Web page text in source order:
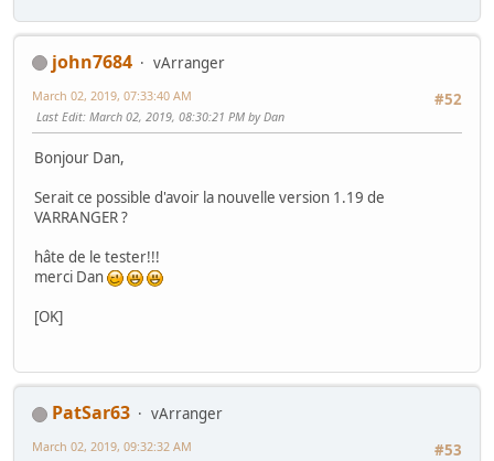
john7684
vArranger
#52
March 02, 2019, 07:33:40 AM
Last Edit: March 02, 2019, 08:30:21 PM by Dan
Bonjour Dan,
Serait ce possible d'avoir la nouvelle version 1.19 de
VARRANGER ?
hâte de le tester!!!
merci Dan
[OK]
PatSar63
vArranger
#53
March 02, 2019, 09:32:32 AM